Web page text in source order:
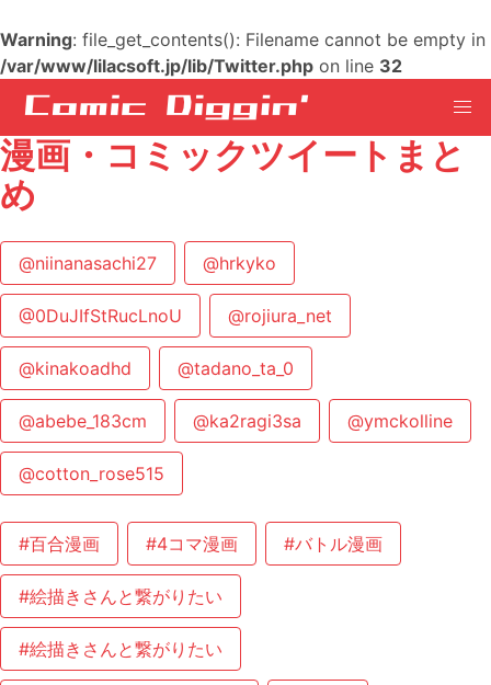
Warning: file_get_contents(): Filename cannot be empty in
/var/www/lilacsoft.jp/lib/Twitter.php on line 32
漫画・コミックツイートまと
め
@niinanasachi27 @hrkyko
@0DuJIfStRucLnoU @rojiura_net
@kinakoadhd @tadano_ta_0
@abebe_183cm @ka2ragi3sa @ymckolline
@cotton_rose515
#百合漫画 #4コマ漫画 #バトル漫画
#絵描きさんと繋がりたい
#絵描きさんと繋がりたい